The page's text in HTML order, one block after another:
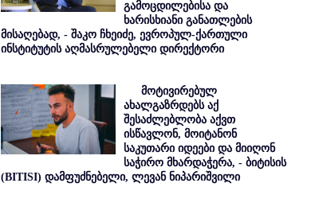
გამოცდილებისა და
ხარისხიანი განათლების
მისაღებად, - შაკო ჩხეიძე, ევროპულ-ქართული
ინსტიტუტის აღმასრულებელი დირექტორი
მოტივირებულ
ახალგაზრდებს აქ
შესაძლებლობა აქვთ
ისწავლონ, მოიტანონ
საკუთარი იდეები და მიიღონ
საჭირო მხარდაჭერა, - ბიტისის
(BITISI) დამფუძნებელი, ლევან ნიპარიშვილი